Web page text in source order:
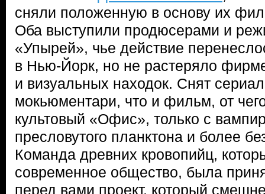
сняли положенную в основу их
Оба выступили продюсерами и
«Упырей», чье действие
в Нью-Йорк, но не растеряло
и визуальных находок. Снят
мокьюментари, что и фильм, от
культовый «Офис», только с
пресловутого планктона и более
Команда древних кровопийц,
современное общество, была
перед вами проект, который